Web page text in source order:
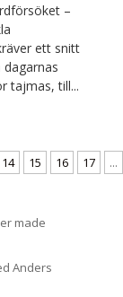
–
ett snitt
tajmas, till...
14 15 16 17
...
made
Anders